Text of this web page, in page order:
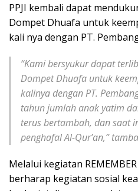
PPJI kembali dapat
Dompet Dhuafa untuk
kali nya dengan PT.
“Kami bersyukur dapat
Dompet Dhuafa untuk
kalinya dengan PT.
tahun jumlah anak yatim
terus bertambah, dan saat
penghafal Al-Qur’an,”
Melalui kegiatan
berharap kegiatan sosial